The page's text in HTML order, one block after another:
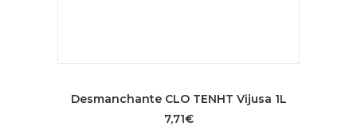
Desmanchante CLO TENHT Vijusa 1L
7,71€